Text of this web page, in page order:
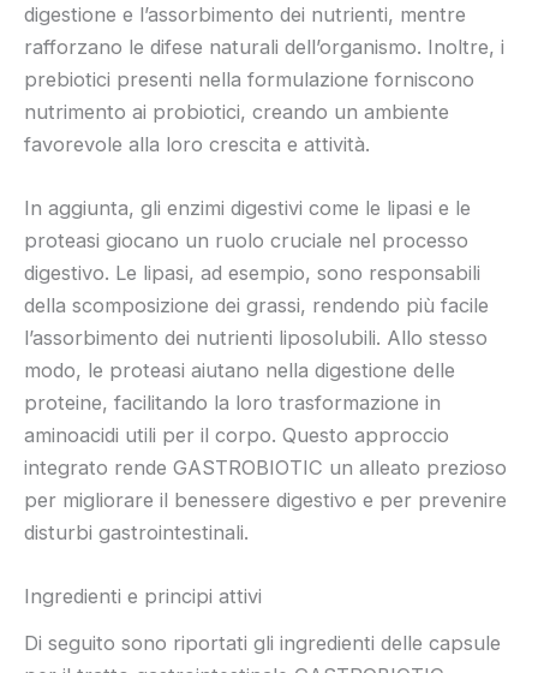
digestione e l’assorbimento dei nutrienti, mentre
rafforzano le difese naturali dell’organismo. Inoltre, i
prebiotici presenti nella formulazione forniscono
nutrimento ai probiotici, creando un ambiente
favorevole alla loro crescita e attività.
In aggiunta, gli enzimi digestivi come le lipasi e le
proteasi giocano un ruolo cruciale nel processo
digestivo. Le lipasi, ad esempio, sono responsabili
della scomposizione dei grassi, rendendo più facile
l’assorbimento dei nutrienti liposolubili. Allo stesso
modo, le proteasi aiutano nella digestione delle
proteine, facilitando la loro trasformazione in
aminoacidi utili per il corpo. Questo approccio
integrato rende GASTROBIOTIC un alleato prezioso
per migliorare il benessere digestivo e per prevenire
disturbi gastrointestinali.
Ingredienti e principi attivi
Di seguito sono riportati gli ingredienti delle capsule